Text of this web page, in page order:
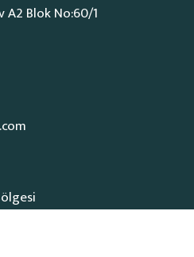
A2 Blok No:60/1